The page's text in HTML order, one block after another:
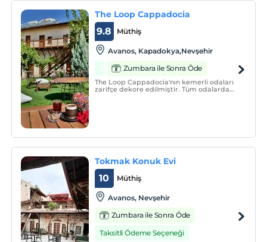
The Loop Cappadocia
Müthiş
9.8
Avanos, Kapadokya,Nevşehir
Zumbara ile Sonra Öde
The Loop Cappadocia'nın kemerli odaları
zarifçe dekore edilmiştir. Tüm odalarda
Tokmak Konuk Evi
Müthiş
10
Avanos, Nevşehir
Zumbara ile Sonra Öde
Taksitli Ödeme Seçeneği